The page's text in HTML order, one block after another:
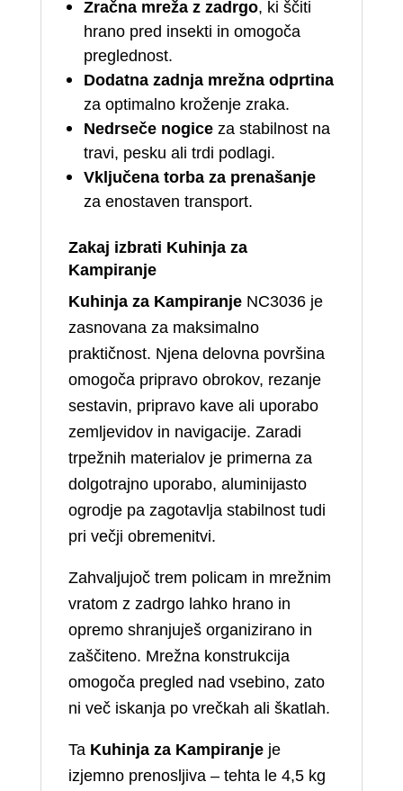
Zračna mreža z zadrgo, ki ščiti
hrano pred insekti in omogoča
preglednost.
Dodatna zadnja mrežna odprtina
za optimalno kroženje zraka.
Nedrseče nogiceza stabilnost na
travi, pesku ali trdi podlagi.
Vključena torba za prenašanje
za enostaven transport.
Zakaj izbrati Kuhinja za
Kampiranje
Kuhinja za KampiranjeNC3036 je
zasnovana za maksimalno
praktičnost. Njena delovna površina
omogoča pripravo obrokov, rezanje
sestavin, pripravo kave ali uporabo
zemljevidov in navigacije. Zaradi
trpežnih materialov je primerna za
dolgotrajno uporabo, aluminijasto
ogrodje pa zagotavlja stabilnost tudi
pri večji obremenitvi.
Zahvaljujoč trem policam in mrežnim
vratom z zadrgo lahko hrano in
opremo shranjuješ organizirano in
zaščiteno. Mrežna konstrukcija
omogoča pregled nad vsebino, zato
ni več iskanja po vrečkah ali škatlah.
Ta Kuhinja za Kampiranjeje
izjemno prenosljiva – tehta le 4,5 kg